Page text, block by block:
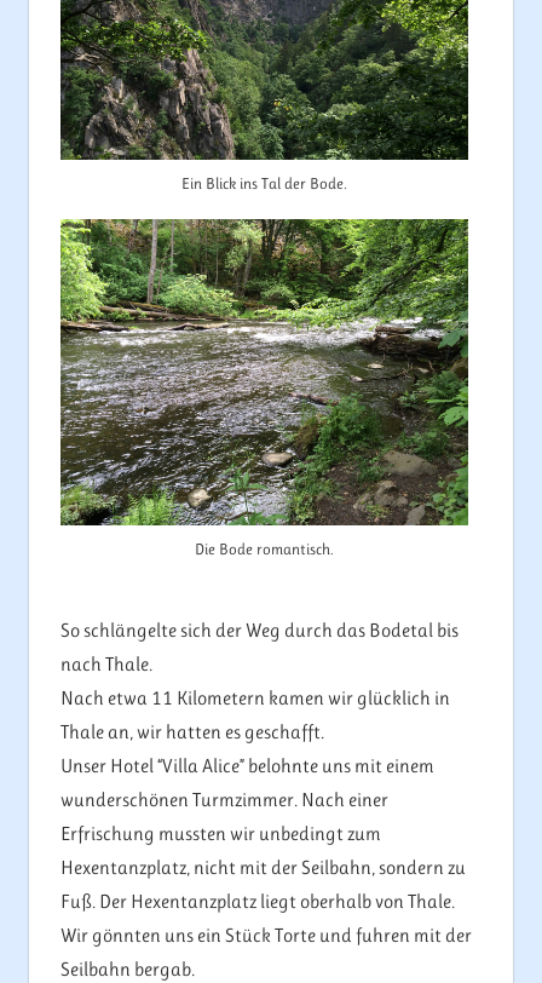
Ein Blick ins Tal der Bode.
Die Bode romantisch.
So schlängelte sich der Weg durch das Bodetal bis
nach Thale.
Nach etwa 11 Kilometern kamen wir glücklich in
Thale an, wir hatten es geschafft.
Unser Hotel “Villa Alice” belohnte uns mit einem
wunderschönen Turmzimmer. Nach einer
Erfrischung mussten wir unbedingt zum
Hexentanzplatz, nicht mit der Seilbahn, sondern zu
Fuß. Der Hexentanzplatz liegt oberhalb von Thale.
Wir gönnten uns ein Stück Torte und fuhren mit der
Seilbahn bergab.